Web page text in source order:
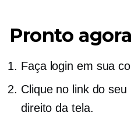
Pronto
Faça login em sua
Clique no link do
direito da tela.